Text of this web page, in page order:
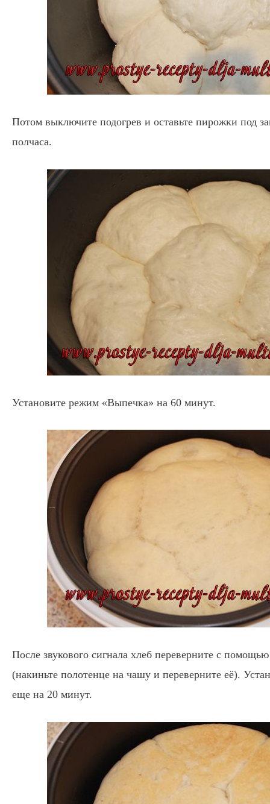
Потом выключите подогрев и оставьте пирожки под
полчаса.
Установите режим «Выпечка» на 60 минут.
После звукового сигнала хлеб переверните с
(накиньте полотенце на чашу и переверните её).
еще на 20 минут.